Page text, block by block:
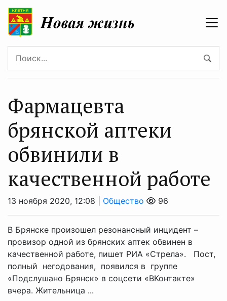
Фармацевта
брянской аптеки
обвинили в
качественной работе
13 ноября 2020, 12:08 | Общество 96
В Брянске произошел резонансный инцидент –
провизор одной из брянских аптек обвинен в
качественной работе, пишет РИА «Стрела». Пост,
полный негодования, появился в группе
«Подслушано Брянск» в соцсети «ВКонтакте»
вчера. Жительница ...